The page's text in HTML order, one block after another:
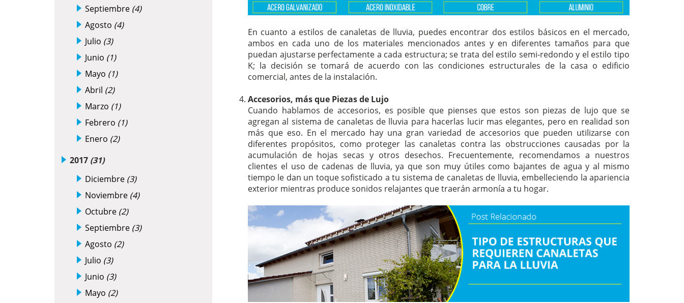
En cuanto a estilos de canaletas de lluvia, puedes encontrar dos estilos básicos en el mercado,
ambos en cada uno de los materiales mencionados antes y en diferentes tamaños para que
puedan ajustarse perfectamente a cada estructura; se trata del estilo semi-redondo y el estilo tipo
K; la decisión se tomará de acuerdo con las condiciones estructurales de la casa o edificio
comercial, antes de la instalación.
Accesorios, más que Piezas de Lujo
Cuando hablamos de accesorios, es posible que pienses que estos son piezas de lujo que se
agregan al sistema de canaletas de lluvia para hacerlas lucir mas elegantes, pero en realidad son
más que eso. En el mercado hay una gran variedad de accesorios que pueden utilizarse con
diferentes propósitos, como proteger las canaletas contra las obstrucciones causadas por la
acumulación de hojas secas y otros desechos. Frecuentemente, recomendamos a nuestros
clientes el uso de cadenas de lluvia, ya que son muy útiles como bajantes de agua y al mismo
tiempo le dan un toque sofisticado a tu sistema de canaletas de lluvia, embelleciendo la apariencia
exterior mientras produce sonidos relajantes que traerán armonía a tu hogar.
Septiembre (4)
Agosto (4)
Julio (3)
Junio (1)
Mayo (1)
Abril (2)
Marzo (1)
Febrero (1)
Enero (2)
2017 (31)
Diciembre (3)
Noviembre (4)
Octubre (2)
Septiembre (3)
Agosto (2)
Julio (3)
Junio (3)
Mayo (2)